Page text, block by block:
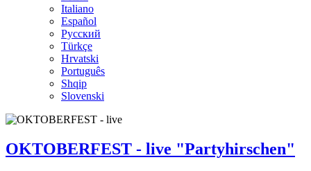
Italiano
Español
Русский
Türkçe
Hrvatski
Português
Shqip
Slovenski
OKTOBERFEST - live "Partyhirschen"